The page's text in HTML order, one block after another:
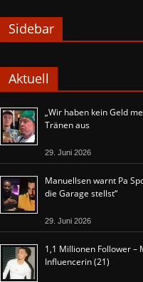
Sidebar
Aktuell
„Wir haben kein Geld
Tränen aus
29. Juni 2026
Manuellsen warnt Pa
die Garage stellst“
29. Juni 2026
1,1 Millionen Follower –
Influencerin (21)